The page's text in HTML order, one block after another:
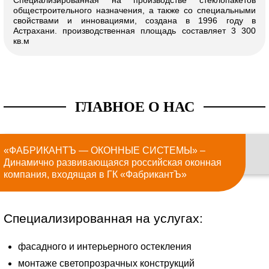
общестроительного назначения, а также со специальными
свойствами и инновациями, создана в 1996 году в
Астрахани. производственная площадь составляет 3 300
кв.м
ГЛАВНОЕ О НАС
«ФАБРИКАНТЪ — ОКОННЫЕ СИСТЕМЫ» –
Динамично развивающаяся российская оконная
компания, входящая в ГК «ФабрикантЪ»
Специализированная на услугах:
фасадного и интерьерного остекления
монтаже светопрозрачных конструкций